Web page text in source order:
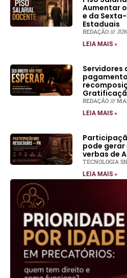
Aumentar
e da
Estaduais
REDAÇÃO
LEIA MAIS »
Servidores
REDAÇÃO
LEIA MAIS »
pode gerar
verbas de
TECNOLOGIA
LEIA MAIS »